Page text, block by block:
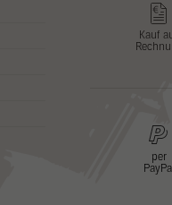
Kauf
per
PayPal